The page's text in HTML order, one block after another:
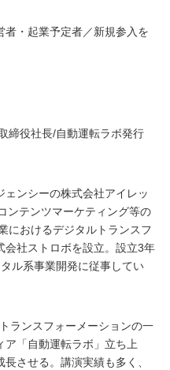
者・起業予定者／新規参入を
締役社長/自動運転ラボ発行
ンシーの株式会社アイレッ
ンテンツマーケティング等の
におけるデジタルトランスフ
会社ストロボを設立。設立3年
ル系事業開発に従事してい
ランスフォーメーションの一
ア「自動運転ラボ」立ち上
させる。講演実績も多く、